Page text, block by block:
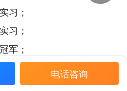
习；
习；
军；
博览会”创新大赛
电话咨询